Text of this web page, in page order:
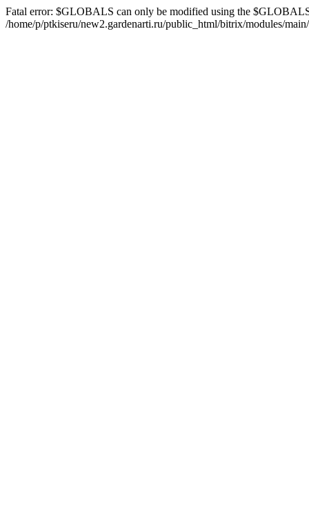
Fatal error: $GLOBALS can only be modified using the
/home/p/ptkiseru/new2.gardenarti.ru/public_html/bitrix/modules/